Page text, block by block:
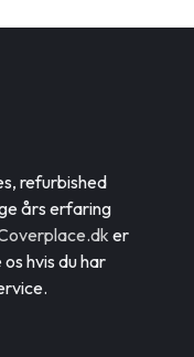
refurbished
års erfaring
er
hvis du har